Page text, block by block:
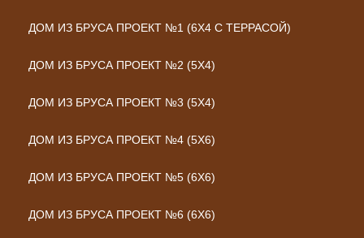
ДОМ ИЗ БРУСА ПРОЕКТ №1 (6Х4 С ТЕРРАСОЙ)
ДОМ ИЗ БРУСА ПРОЕКТ №2 (5Х4)
ДОМ ИЗ БРУСА ПРОЕКТ №3 (5Х4)
ДОМ ИЗ БРУСА ПРОЕКТ №4 (5Х6)
ДОМ ИЗ БРУСА ПРОЕКТ №5 (6Х6)
ДОМ ИЗ БРУСА ПРОЕКТ №6 (6Х6)